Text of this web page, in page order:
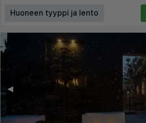
Huoneen tyyppi ja lento
◀︎